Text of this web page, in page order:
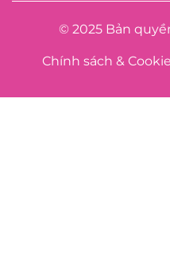
© 2025 Bản
Chính sách &